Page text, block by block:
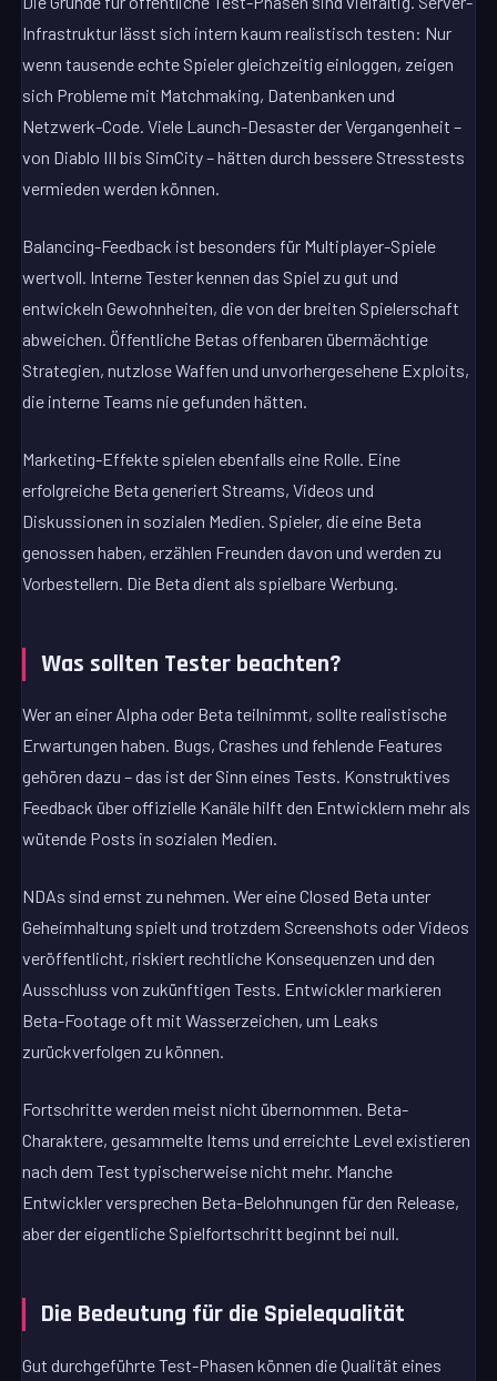
Infrastruktur lässt sich intern kaum realistisch testen: Nur
wenn tausende echte Spieler gleichzeitig einloggen, zeigen
sich Probleme mit Matchmaking, Datenbanken und
Netzwerk-Code. Viele Launch-Desaster der Vergangenheit –
von Diablo III bis SimCity – hätten durch bessere Stresstests
vermieden werden können.
Balancing-Feedback ist besonders für Multiplayer-Spiele
wertvoll. Interne Tester kennen das Spiel zu gut und
entwickeln Gewohnheiten, die von der breiten Spielerschaft
abweichen. Öffentliche Betas offenbaren übermächtige
Strategien, nutzlose Waffen und unvorhergesehene Exploits,
die interne Teams nie gefunden hätten.
Marketing-Effekte spielen ebenfalls eine Rolle. Eine
erfolgreiche Beta generiert Streams, Videos und
Diskussionen in sozialen Medien. Spieler, die eine Beta
genossen haben, erzählen Freunden davon und werden zu
Vorbestellern. Die Beta dient als spielbare Werbung.
Was sollten Tester beachten?
Wer an einer Alpha oder Beta teilnimmt, sollte realistische
Erwartungen haben. Bugs, Crashes und fehlende Features
gehören dazu – das ist der Sinn eines Tests. Konstruktives
Feedback über offizielle Kanäle hilft den Entwicklern mehr als
wütende Posts in sozialen Medien.
NDAs sind ernst zu nehmen. Wer eine Closed Beta unter
Geheimhaltung spielt und trotzdem Screenshots oder Videos
veröffentlicht, riskiert rechtliche Konsequenzen und den
Ausschluss von zukünftigen Tests. Entwickler markieren
Beta-Footage oft mit Wasserzeichen, um Leaks
zurückverfolgen zu können.
Fortschritte werden meist nicht übernommen. Beta-
Charaktere, gesammelte Items und erreichte Level existieren
nach dem Test typischerweise nicht mehr. Manche
Entwickler versprechen Beta-Belohnungen für den Release,
aber der eigentliche Spielfortschritt beginnt bei null.
Die Bedeutung für die Spielequalität
Gut durchgeführte Test-Phasen können die Qualität eines